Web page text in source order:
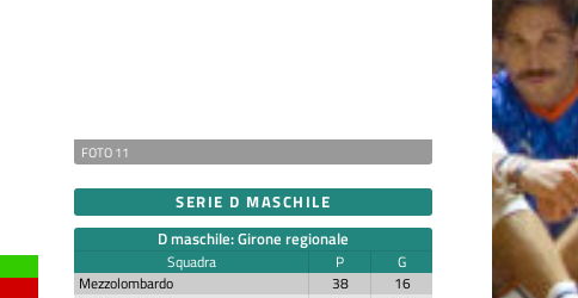
FOTO 11
SERIE D MASCHILE
D maschile: Girone regionale
Squadra P
G
Mezzolombardo
38
16